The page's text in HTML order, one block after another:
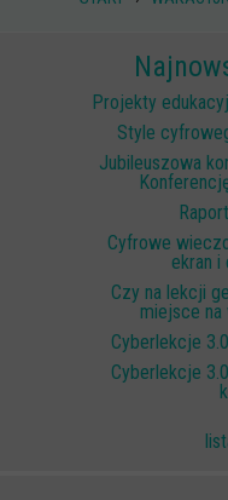
Projekty
Style
Jubileuszowa
Cyfrowe
ekran i
Czy na lekcji
miejsce na
Cyberlekcje
Cyberlekcje
Dla nauczycieli
Scenariusze lekcji
W sieci przyjaźni
(Nie)widzialne ślady
Piosenka edukacyjna i
Szkoła Sieci